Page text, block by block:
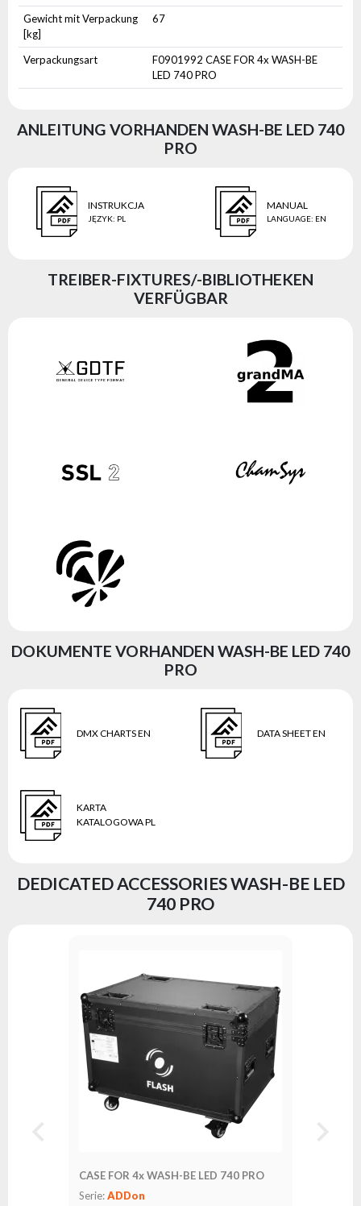
Gewicht mit Verpackung
[kg]
67
Verpackungsart
F0901992 CASE FOR 4x WASH-BE
LED 740 PRO
ANLEITUNG VORHANDEN WASH-BE LED 740
PRO
INSTRUKCJA
JĘZYK: PL
MANUAL
LANGUAGE: EN
TREIBER-FIXTURES/-BIBLIOTHEKEN
VERFÜGBAR
DOKUMENTE VORHANDEN WASH-BE LED 740
PRO
DMX CHARTS EN DATA SHEET EN
KARTA
KATALOGOWA PL
DEDICATED ACCESSORIES WASH-BE LED
740 PRO
CASE FOR 4x WASH-BE LED 740 PRO
Serie:ADDon